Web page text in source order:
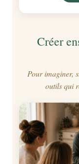
Créer
Pour imaginer,
outils qui